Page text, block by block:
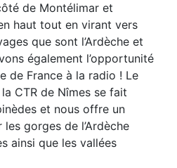
de Montélimar et
haut tout en virant vers
que sont l’Ardèche et
également l’opportunité
de France à la radio ! Le
la CTR de Nîmes se fait
et nous offre un
gorges de l’Ardèche
ainsi que les vallées